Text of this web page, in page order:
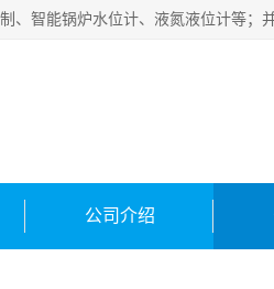
公司介绍